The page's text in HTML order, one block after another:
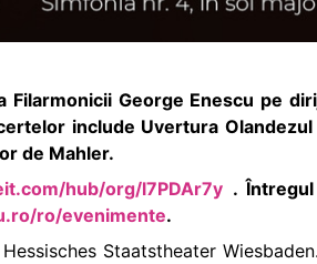
George Enescu pe
include Uvertura
de Mahler.
hub/org/l7PDAr7y .
ro/evenimente.
Staatstheater